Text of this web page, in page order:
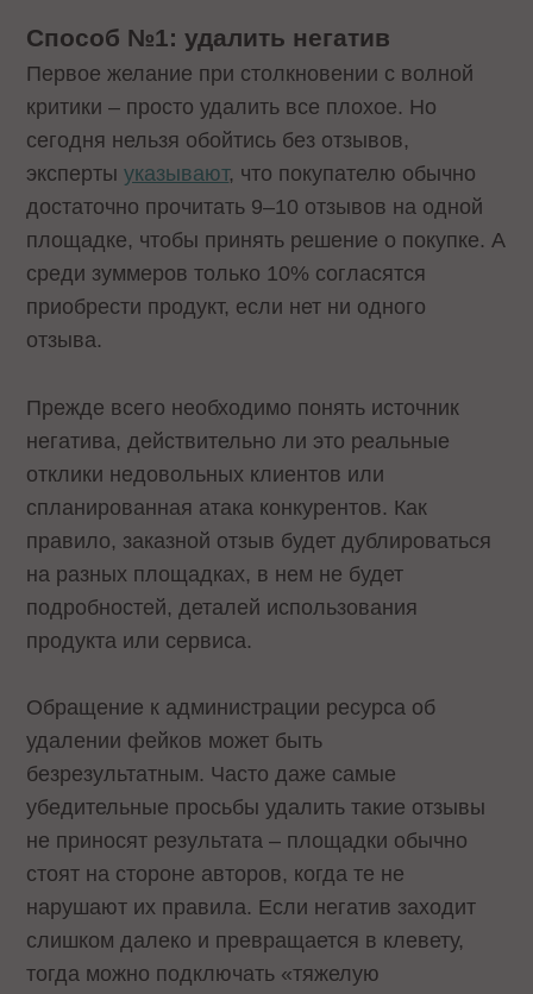
Способ №1: удалить негатив
Первое желание при столкновении с волной
критики – просто удалить все плохое. Но
сегодня нельзя обойтись без отзывов,
экспертыуказывают, что покупателю обычно
достаточно прочитать 9–10 отзывов на одной
площадке, чтобы принять решение о покупке. А
среди зуммеров только 10% согласятся
приобрести продукт, если нет ни одного
отзыва.
Прежде всего необходимо понять источник
негатива, действительно ли это реальные
отклики недовольных клиентов или
спланированная атака конкурентов. Как
правило, заказной отзыв будет дублироваться
на разных площадках, в нем не будет
подробностей, деталей использования
продукта или сервиса.
Обращение к администрации ресурса об
удалении фейков может быть
безрезультатным. Часто даже самые
убедительные просьбы удалить такие отзывы
не приносят результата – площадки обычно
стоят на стороне авторов, когда те не
нарушают их правила. Если негатив заходит
слишком далеко и превращается в клевету,
тогда можно подключать «тяжелую